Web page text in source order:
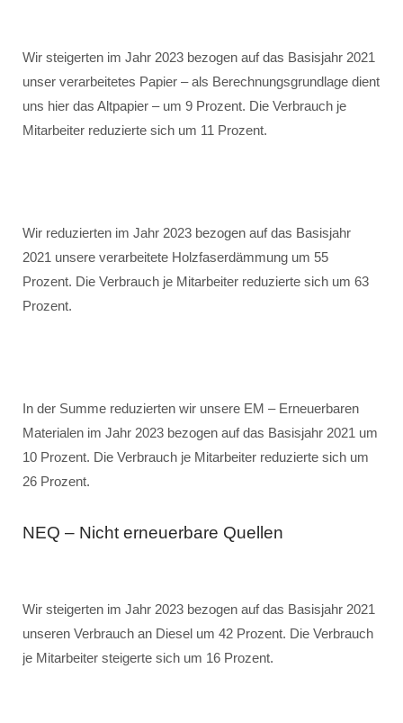
Wir steigerten im Jahr 2023 bezogen auf das Basisjahr 2021
unser verarbeitetes Papier – als Berechnungsgrundlage dient
uns hier das Altpapier – um 9 Prozent. Die Verbrauch je
Mitarbeiter reduzierte sich um 11 Prozent.
Wir reduzierten im Jahr 2023 bezogen auf das Basisjahr
2021 unsere verarbeitete Holzfaserdämmung um 55
Prozent. Die Verbrauch je Mitarbeiter reduzierte sich um 63
Prozent.
In der Summe reduzierten wir unsere EM – Erneuerbaren
Materialen im Jahr 2023 bezogen auf das Basisjahr 2021 um
10 Prozent. Die Verbrauch je Mitarbeiter reduzierte sich um
26 Prozent.
NEQ – Nicht erneuerbare Quellen
Wir steigerten im Jahr 2023 bezogen auf das Basisjahr 2021
unseren Verbrauch an Diesel um 42 Prozent. Die Verbrauch
je Mitarbeiter steigerte sich um 16 Prozent.